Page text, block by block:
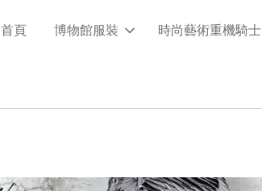
首頁 博物館服裝 時尚藝術重機騎士